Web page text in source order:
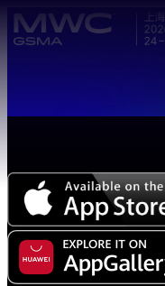
Skip to main content.